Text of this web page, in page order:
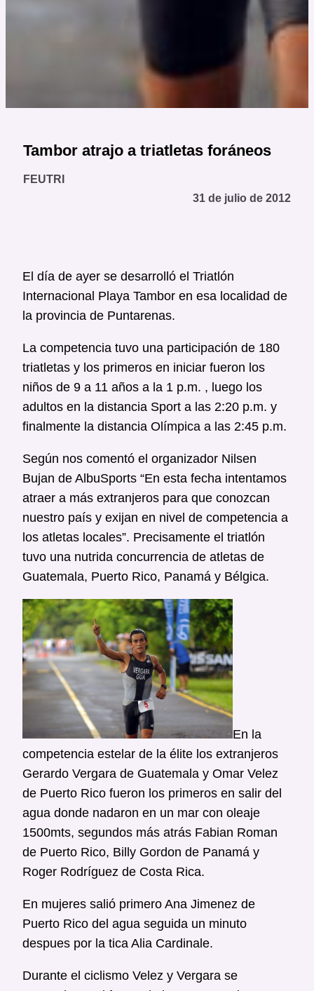
Tambor atrajo a triatletas foráneos
FEUTRI
31 de julio de 2012
El día de ayer se desarrolló el Triatlón
Internacional Playa Tambor en esa localidad de
la provincia de Puntarenas.
La competencia tuvo una participación de 180
triatletas y los primeros en iniciar fueron los
niños de 9 a 11 años a la 1 p.m. , luego los
adultos en la distancia Sport a las 2:20 p.m. y
finalmente la distancia Olímpica a las 2:45 p.m.
Según nos comentó el organizador Nilsen
Bujan de AlbuSports “En esta fecha intentamos
atraer a más extranjeros para que conozcan
nuestro país y exijan en nivel de competencia a
los atletas locales”. Precisamente el triatlón
tuvo una nutrida concurrencia de atletas de
Guatemala, Puerto Rico, Panamá y Bélgica.
En la
competencia estelar de la élite los extranjeros
Gerardo Vergara de Guatemala y Omar Velez
de Puerto Rico fueron los primeros en salir del
agua donde nadaron en un mar con oleaje
1500mts, segundos más atrás Fabian Roman
de Puerto Rico, Billy Gordon de Panamá y
Roger Rodríguez de Costa Rica.
En mujeres salió primero Ana Jimenez de
Puerto Rico del agua seguida un minuto
despues por la tica Alia Cardinale.
Durante el ciclismo Velez y Vergara se